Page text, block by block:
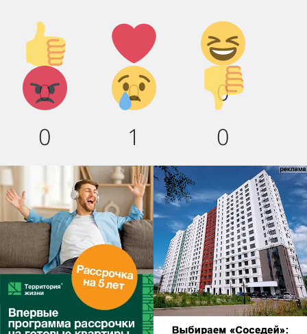
Палец
вверх!
0
Лайк!
0
Дикий
смех!
0
Агрессия!
0
Грусть
:(
1
Палец
вниз!
0